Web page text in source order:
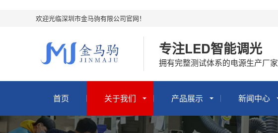
欢迎光临深圳市金马驹有限公司官网！
专注LED智能调光
拥有完整测试体系的电源生产厂家
首页 关于我们 产品展示 新闻中心